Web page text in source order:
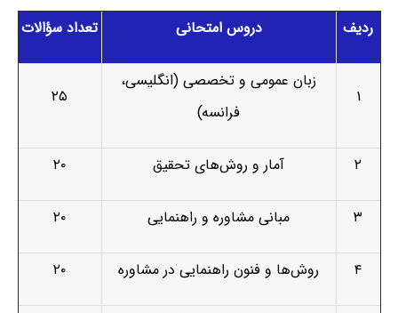
ردیف دروس امتحانی تعداد سؤالات
۱
زبان عمومی و تخصصی (انگلیسی،
فرانسه)
۲۵
۲ آمار و روش‌های تحقیق ۲۰
۳ مبانی مشاوره و راهنمایی ۲۰
۴ روش‌ها و فنون راهنمایی در مشاوره ۲۰